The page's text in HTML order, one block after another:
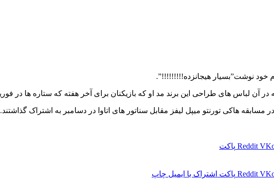
خود نوشت”بسیار هیجانزده!!!!!!!!!”.
هاکی تورنتو میپل لیفز مقابل سناتور های اتاوا در دسامبر به اشتراک گذاشتند.
Reddit پاکت
Reddit پاکت اشتراک با ایمیل چاپ